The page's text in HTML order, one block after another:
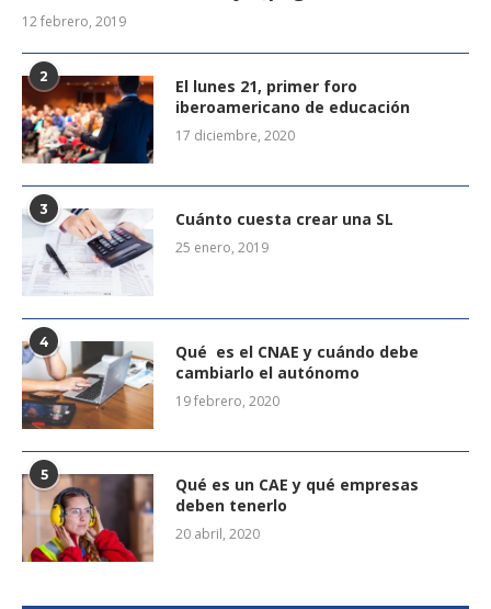
12 febrero, 2019
2
El lunes 21, primer foro
iberoamericano de educación
17 diciembre, 2020
3 Cuánto cuesta crear una SL
25 enero, 2019
4
Qué es el CNAE y cuándo debe
cambiarlo el autónomo
19 febrero, 2020
5
Qué es un CAE y qué empresas
deben tenerlo
20 abril, 2020